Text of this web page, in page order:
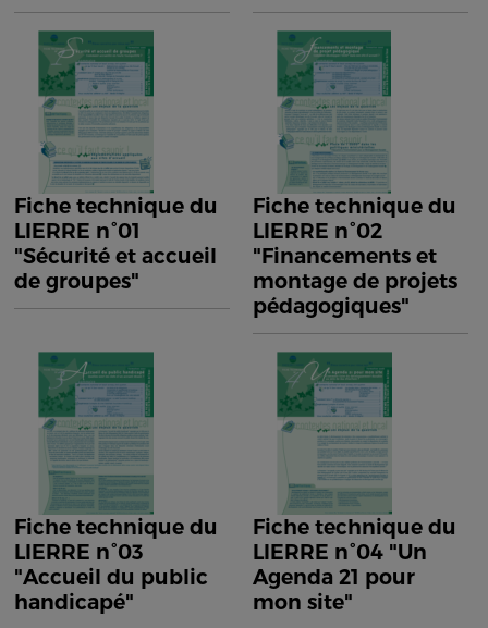
Fiche technique du
LIERRE n°01
"Sécurité et accueil
de groupes"
Fiche technique du
LIERRE n°02
"Financements et
montage de projets
pédagogiques"
Fiche technique du
LIERRE n°03
"Accueil du public
handicapé"
Fiche technique du
LIERRE n°04 "Un
Agenda 21 pour
mon site"